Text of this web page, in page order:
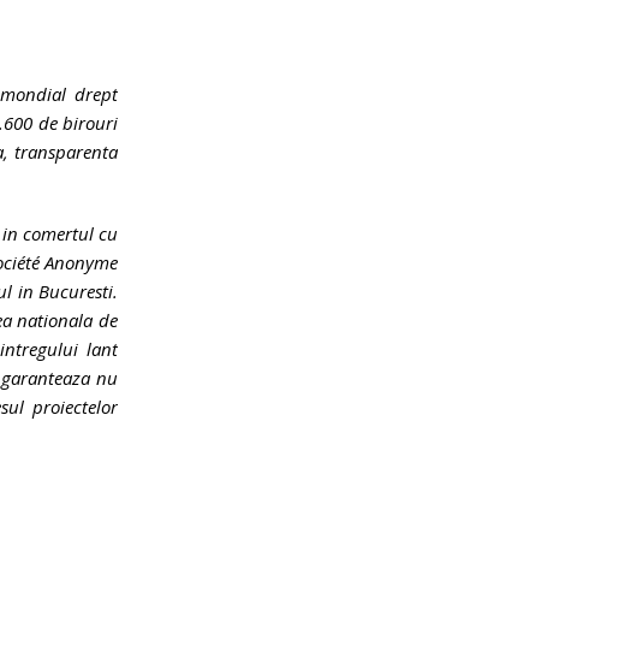
drept
de birouri
transparenta
comertul cu
Anonyme
in Bucuresti.
nationala de
lant
nu
proiectelor